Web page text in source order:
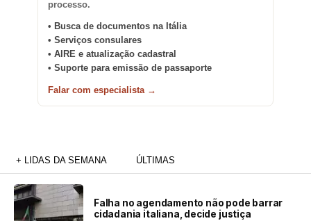
processo.
• Busca de documentos na Itália
• Serviços consulares
• AIRE e atualização cadastral
• Suporte para emissão de passaporte
Falar com especialista →
+ LIDAS DA SEMANA ÚLTIMAS
Falha no agendamento não pode barrar
cidadania italiana, decide justiça